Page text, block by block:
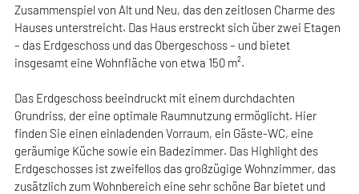
Zusammenspiel von Alt und Neu, das den zeitlosen Charme des
Hauses unterstreicht. Das Haus erstreckt sich über zwei Etagen
– das Erdgeschoss und das Obergeschoss – und bietet
insgesamt eine Wohnfläche von etwa 150 m².
Das Erdgeschoss beeindruckt mit einem durchdachten
Grundriss, der eine optimale Raumnutzung ermöglicht. Hier
finden Sie einen einladenden Vorraum, ein Gäste-WC, eine
geräumige Küche sowie ein Badezimmer. Das Highlight des
Erdgeschosses ist zweifellos das großzügige Wohnzimmer, das
zusätzlich zum Wohnbereich eine sehr schöne Bar bietet und